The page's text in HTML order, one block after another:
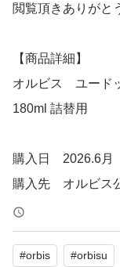
閲覧頂きありがと
【商品詳細】
オルビス ユード
180ml 詰替用
購入日 2026.6月
購入先 オルビス
正規品補償
定価 ¥3410
#orbis #orbisu